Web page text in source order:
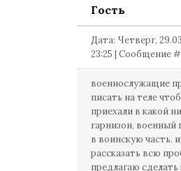
Гость
Дата: Четверг,
23:25 | Сообщение #
военнослужащие
писать на теле чтоб
приехали в какой
гарнизон, военный
в воинскую часть. и
рассказать всю
предлагаю сделать